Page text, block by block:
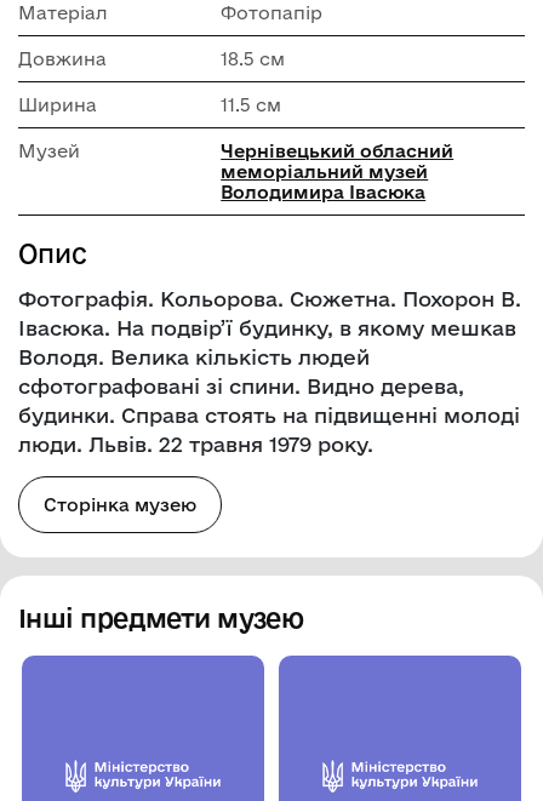
Матеріал Фотопапір
Довжина 18.5 см
Ширина 11.5 см
Музей
Чернівецький обласний
меморіальний музей
Володимира Івасюка
Опис
Фотографія. Кольорова. Сюжетна. Похорон В.
Івасюка. На подвір’ї будинку, в якому мешкав
Володя. Велика кількість людей
сфотографовані зі спини. Видно дерева,
будинки. Справа стоять на підвищенні молоді
люди. Львів. 22 травня 1979 року.
Сторінка музею
Інші предмети музею